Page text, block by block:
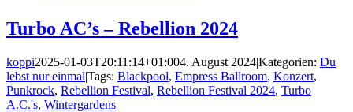
Turbo AC’s – Rebellion 2024
koppi2025-01-03T20:11:14+01:004. August 2024|Kategorien: Du
lebst nur einmal|Tags: Blackpool, Empress Ballroom, Konzert,
Punkrock, Rebellion Festival, Rebellion Festival 2024, Turbo
A.C.'s, Wintergardens|